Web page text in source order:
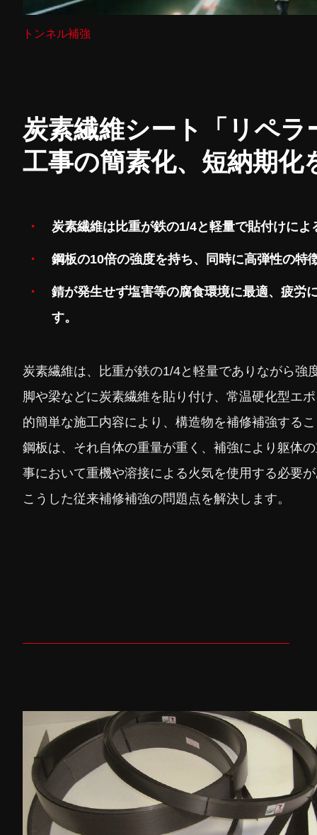
トンネル補強
炭素繊維シート
「リペ
工事の簡素化、 短納期化
炭素繊維は比重が鉄の1/4と軽量で貼付けに
鋼板の10倍の強度を持ち、同時に高弾性の特
錆が発生せず塩害等の腐食環境に最適、疲労
す。
炭素繊維は、比重が鉄の1/4と軽量でありながら強
脚や梁などに炭素繊維を貼り付け、常温硬化型エ
的簡単な施工内容により、構造物を補修補強する
鋼板は、それ自体の重量が重く、補強により躯体
事において重機や溶接による火気を使用する必要
こうした従来補修補強の問題点を解決します。